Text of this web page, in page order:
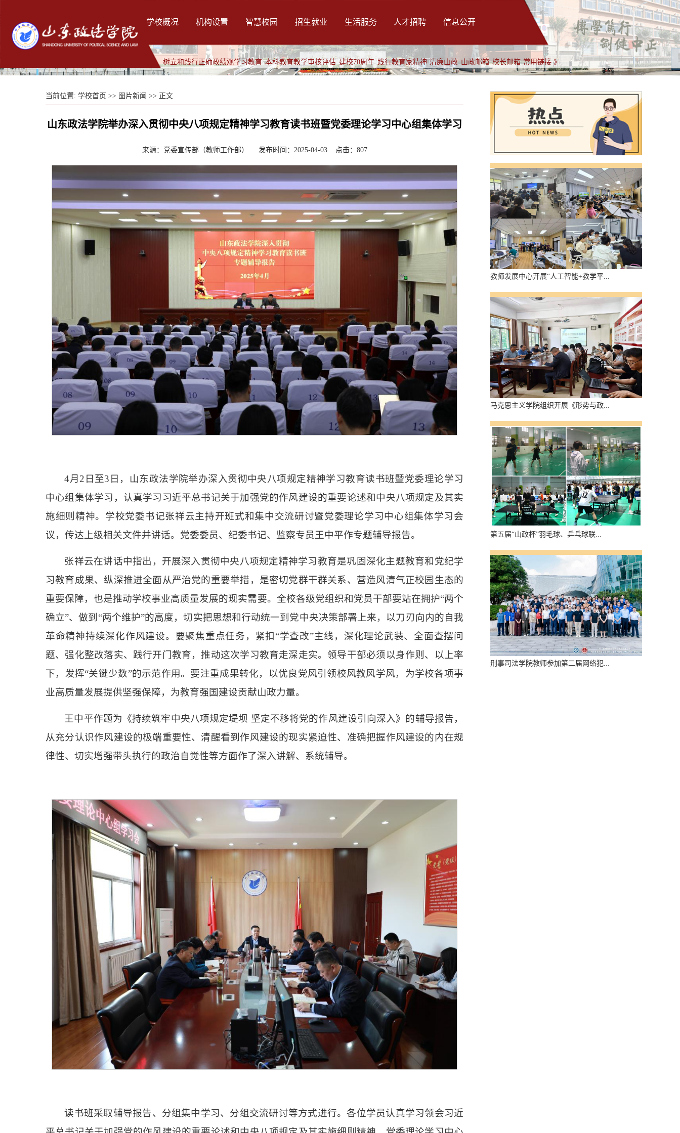
学校概况 机构设置 智慧校园 招生就业 生活服务 人才招聘 信息公开
树立和践行正确政绩观学习教育 本科教育教学审核评估 建校70周年 践行教育家精神 清廉山政 山政邮箱 校长邮箱 常用链接 》
当前位置: 学校首页 >> 图片新闻 >> 正文
山东政法学院举办深入贯彻中央八项规定精神学习教育读书班暨党委理论学习中心组集体学习
来源：党委宣传部（教师工作部） 发布时间：2025-04-03 点击： 807
4月2日至3日，山东政法学院举办深入贯彻中央八项规定精神学习教育读书班暨党委理论学习
中心组集体学习，认真学习习近平总书记关于加强党的作风建设的重要论述和中央八项规定及其实
施细则精神。学校党委书记张祥云主持开班式和集中交流研讨暨党委理论学习中心组集体学习会
议，传达上级相关文件并讲话。党委委员、纪委书记、监察专员王中平作专题辅导报告。
张祥云在讲话中指出，开展深入贯彻中央八项规定精神学习教育是巩固深化主题教育和党纪学
习教育成果、纵深推进全面从严治党的重要举措，是密切党群干群关系、营造风清气正校园生态的
重要保障，也是推动学校事业高质量发展的现实需要。全校各级党组织和党员干部要站在拥护“两个
确立”、做到“两个维护”的高度，切实把思想和行动统一到党中央决策部署上来，以刀刃向内的自我
革命精神持续深化作风建设。要聚焦重点任务，紧扣“学查改”主线，深化理论武装、全面查摆问
题、强化整改落实、践行开门教育，推动这次学习教育走深走实。领导干部必须以身作则、以上率
下，发挥“关键少数”的示范作用。要注重成果转化，以优良党风引领校风教风学风，为学校各项事
业高质量发展提供坚强保障，为教育强国建设贡献山政力量。
王中平作题为《持续筑牢中央八项规定堤坝 坚定不移将党的作风建设引向深入》的辅导报告，
从充分认识作风建设的极端重要性、清醒看到作风建设的现实紧迫性、准确把握作风建设的内在规
律性、切实增强带头执行的政治自觉性等方面作了深入讲解、系统辅导。
读书班采取辅导报告、分组集中学习、分组交流研讨等方式进行。各位学员认真学习领会习近
教师发展中心开展“人工智能+教学平...
马克思主义学院组织开展《形势与政...
第五届“山政杯”羽毛球、乒乓球联...
刑事司法学院教师参加第二届网络犯...